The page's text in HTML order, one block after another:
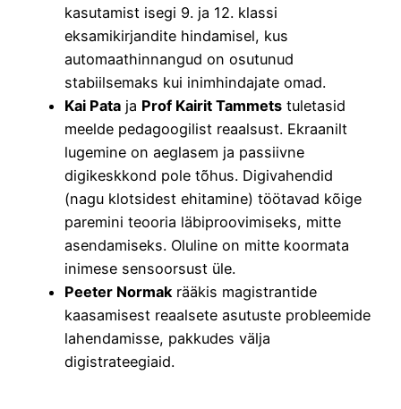
kasutamist isegi 9. ja 12. klassi
eksamikirjandite hindamisel, kus
automaathinnangud on osutunud
stabiilsemaks kui inimhindajate omad.
Kai Pata ja Prof Kairit Tammets tuletasid
meelde pedagoogilist reaalsust. Ekraanilt
lugemine on aeglasem ja passiivne
digikeskkond pole tõhus. Digivahendid
(nagu klotsidest ehitamine) töötavad kõige
paremini teooria läbiproovimiseks, mitte
asendamiseks. Oluline on mitte koormata
inimese sensoorsust üle.
Peeter Normakrääkis magistrantide
kaasamisest reaalsete asutuste probleemide
lahendamisse, pakkudes välja
digistrateegiaid.